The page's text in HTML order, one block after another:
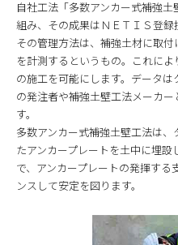
自社工法「多数アンカー式補強
組み、その成果はＮＥＴＩＳ登録
その管理方法は、補強土材に取
を計測するというもの。これに
の施工を可能にします。データ
の発注者や補強土壁工法メーカ
す。
多数アンカー式補強土壁工法は
たアンカープレートを土中に埋
で、アンカープレートの発揮す
ンスして安定を図ります。